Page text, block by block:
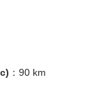
：90 km